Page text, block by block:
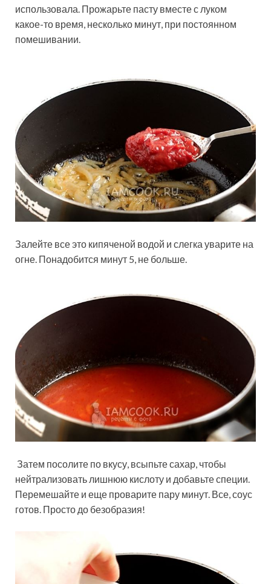
использовала. Прожарьте пасту вместе с луком
какое-то время, несколько минут, при постоянном
помешивании.
Залейте все это кипяченой водой и слегка уварите на
огне. Понадобится минут 5, не больше.
Затем посолите по вкусу, всыпьте сахар, чтобы
нейтрализовать лишнюю кислоту и добавьте специи.
Перемешайте и еще проварите пару минут. Все, соус
готов. Просто до безобразия!